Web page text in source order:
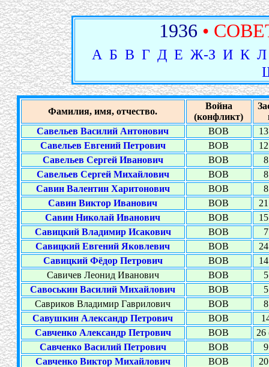
1936 •
А Б В Г Д Е Ж-З И К Л
Фамилия, имя, отчество.
Война
(конфликт)
Савельев Василий Антонович
ВОВ
Савельев Евгений Петрович
ВОВ
Савельев Сергей Иванович
ВОВ
Савельев Сергей Михайлович
ВОВ
Савин Валентин Харитонович
ВОВ
Савин Виктор Иванович
ВОВ
Савин Николай Иванович
ВОВ
Савицкий Владимир Исакович
ВОВ
Савицкий Евгений Яковлевич
ВОВ
Савицкий Фёдор Петрович
ВОВ
Савичев Леонид Иванович
ВОВ
Савоськин Василий Михайлович
ВОВ
Савриков Владимир Гаврилович
ВОВ
Савушкин Александр Петрович
ВОВ
Савченко Александр Петрович
ВОВ
26
Савченко Василий Петрович
ВОВ
Савченко Виктор Михайлович
ВОВ